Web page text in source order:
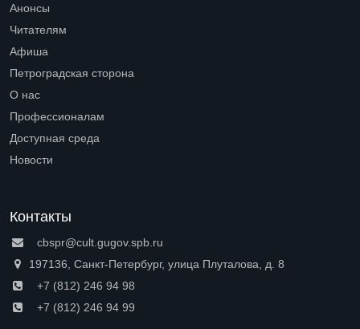
Анонсы
Читателям
Афиша
Петроградская сторона
О нас
Профессионалам
Доступная среда
Новости
Контакты
cbspr@cult.gugov.spb.ru
197136, Санкт-Петербург, улица Плуталова, д. 8
+7 (812) 246 94 98
+7 (812) 246 94 99